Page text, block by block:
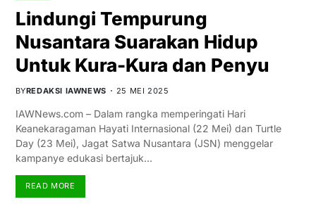
Lindungi Tempurung
Nusantara Suarakan Hidup
Untuk Kura-Kura dan Penyu
BYREDAKSI IAWNEWS 25 MEI 2025
IAWNews.com – Dalam rangka memperingati Hari
Keanekaragaman Hayati Internasional (22 Mei) dan Turtle
Day (23 Mei), Jagat Satwa Nusantara (JSN) menggelar
kampanye edukasi bertajuk…
READ MORE